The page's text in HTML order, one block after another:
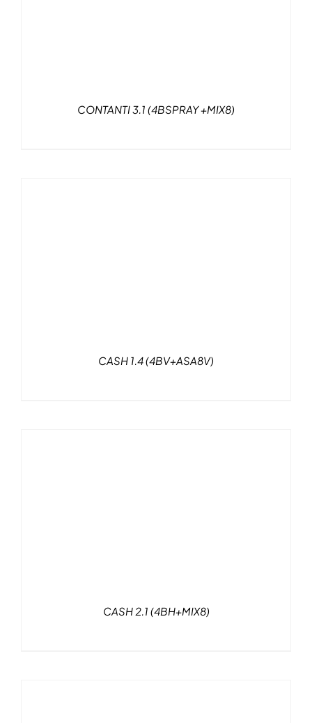
CONTANTI 3.1 (4BSPRAY +MIX8)
CASH 1.4 (4BV+ASA8V)
CASH 2.1 (4BH+MIX8)